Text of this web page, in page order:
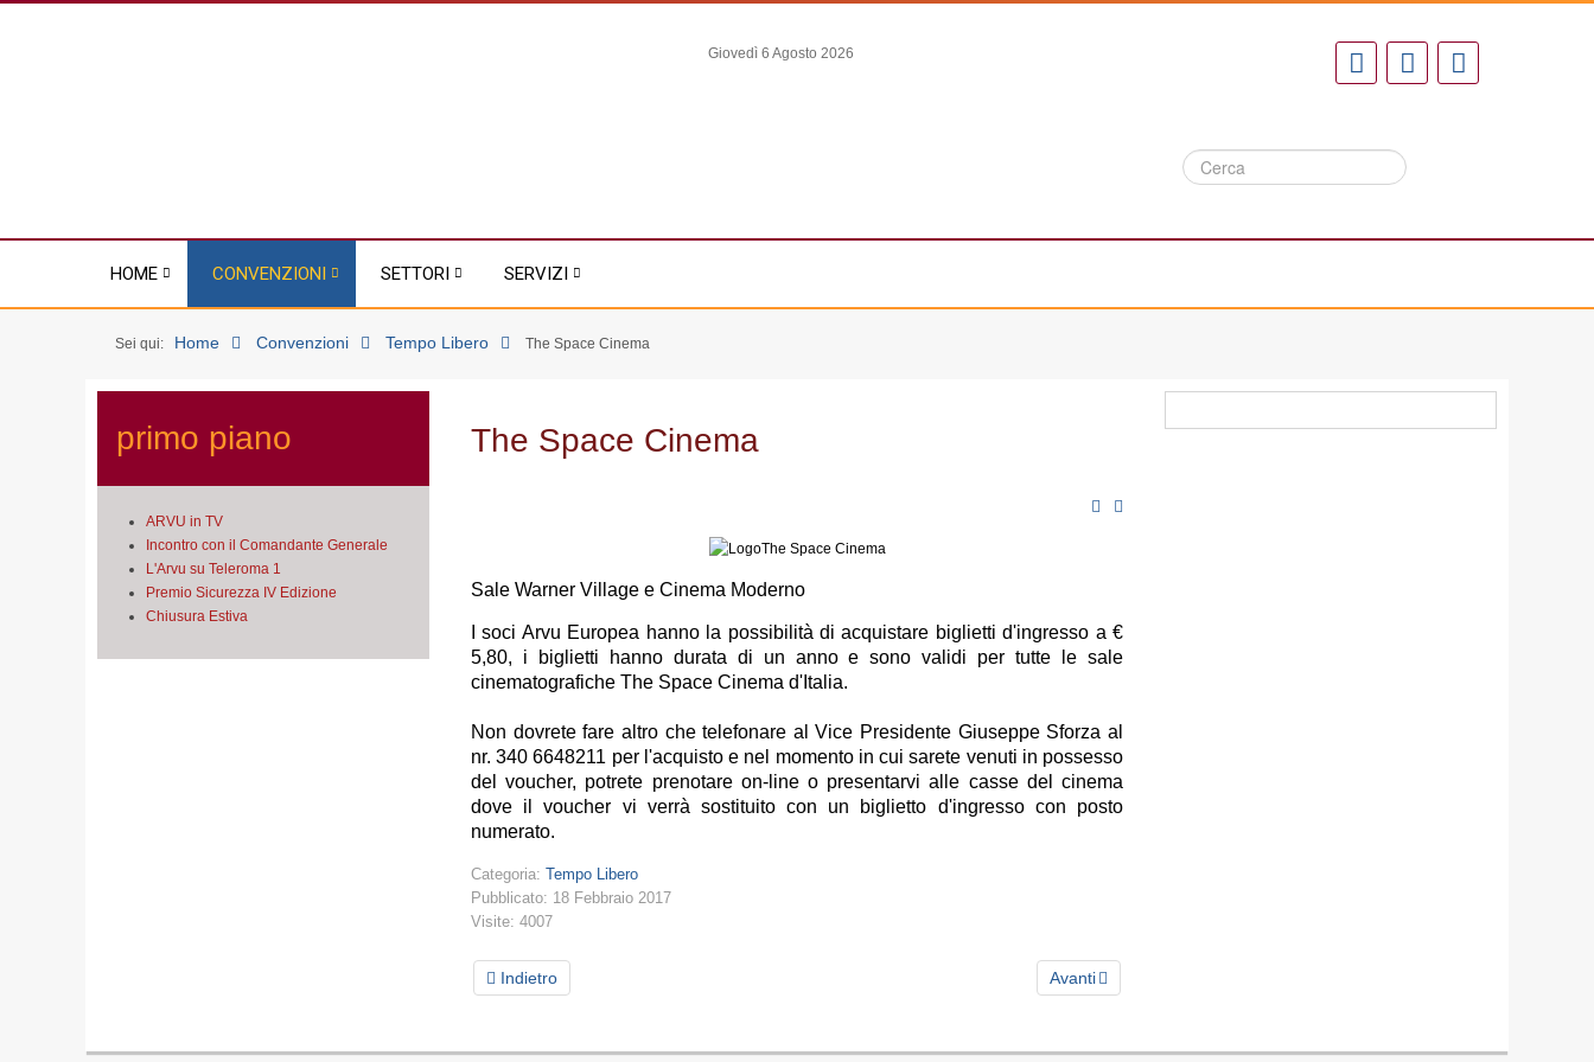
Giovedì 6 Agosto 2026
Cerca
HOME CONVENZIONI SETTORI SERVIZI
Sei qui: Home Convenzioni Tempo Libero The Space Cinema
The Space Cinema
Sale Warner Village e Cinema Moderno
I soci Arvu Europea hanno la possibilità di acquistare biglietti d'ingresso a €
5,80, i biglietti hanno durata di un anno e sono validi per tutte le sale
cinematografiche The Space Cinema d'Italia.
Non dovrete fare altro che telefonare al Vice Presidente Giuseppe Sforza al
nr. 340 6648211 per l'acquisto e nel momento in cui sarete venuti in possesso
del voucher, potrete prenotare on-line o presentarvi alle casse del cinema
dove il voucher vi verrà sostituito con un biglietto d'ingresso con posto
numerato.
Categoria: Tempo Libero
Pubblicato: 18 Febbraio 2017
Visite: 4007
Indietro Avanti
primo piano
ARVU in TV
Incontro con il Comandante Generale
L'Arvu su Teleroma 1
Premio Sicurezza IV Edizione
Chiusura Estiva